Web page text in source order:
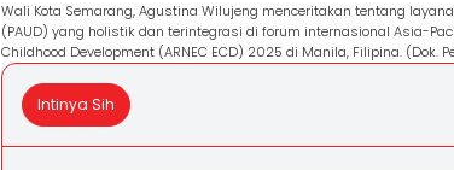
Wali Kota Semarang, Agustina Wilujeng menceritakan tentang
(PAUD) yang holistik dan terintegrasi di forum internasional Asia-
Childhood Development (ARNEC ECD) 2025 di Manila, Filipina. (Dok.
Intinya Sih